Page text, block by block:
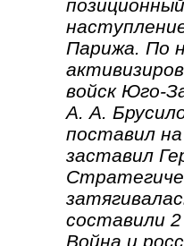
Парижа. По
войск Юго-
А. А.
поставил
заставил
составили
Война и